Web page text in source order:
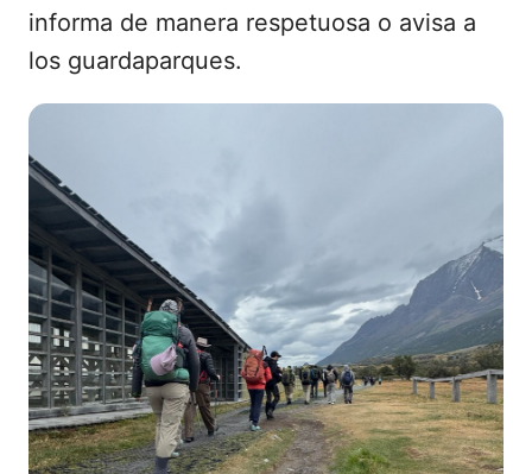
informa de manera respetuosa o avisa a
los guardaparques.